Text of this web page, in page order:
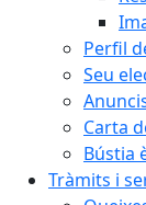
Perfil
Seu
Carta
Bústia
Tràmits i